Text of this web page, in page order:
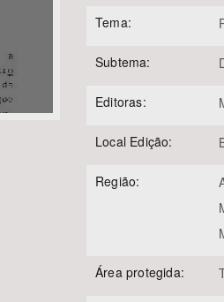
Tema:
Subtema:
Editoras:
Local Edição:
Região:
Área protegida: